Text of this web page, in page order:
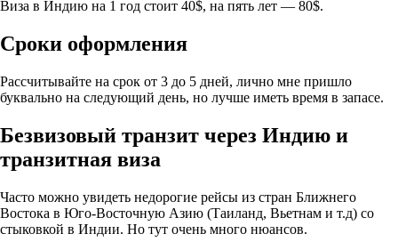
Виза в Индию на 1 год стоит 40$, на пять лет — 80$.
Сроки оформления
Рассчитывайте на срок от 3 до 5 дней, лично мне пришло
буквально на следующий день, но лучше иметь время в запасе.
Безвизовый транзит через Индию и
транзитная виза
Часто можно увидеть недорогие рейсы из стран Ближнего
Востока в Юго-Восточную Азию (Таиланд, Вьетнам и т.д) со
стыковкой в Индии. Но тут очень много нюансов.